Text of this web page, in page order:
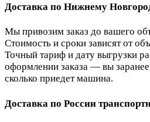
Доставка по Нижнему
Мы привозим заказ до вашего
Стоимость и сроки зависят от
Точный тариф и дату выгрузки
оформлении заказа — вы заранее
сколько приедет машина.
Доставка по России